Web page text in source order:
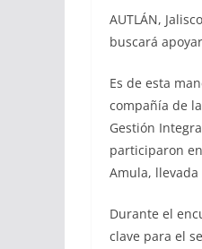
AUTLÁN,
buscará
Es de esta
compañía de
Gestión
participaron
Amula,
Durante el
clave para el